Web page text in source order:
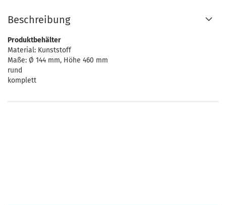
Beschreibung
Produktbehälter
Material: Kunststoff
Maße: Ø 144 mm, Höhe 460 mm
rund
komplett